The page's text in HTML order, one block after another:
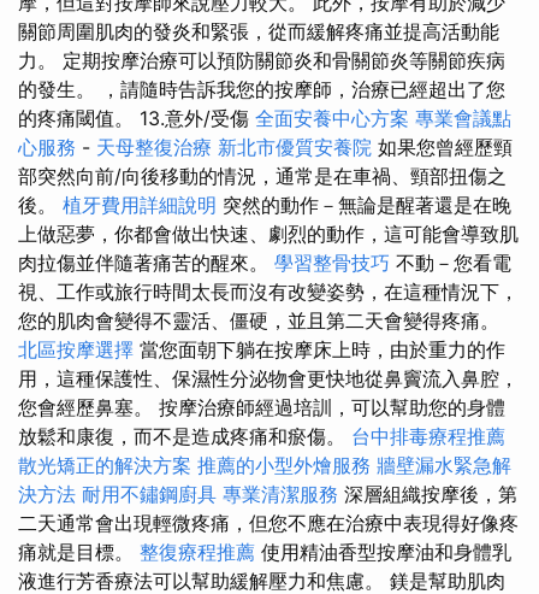
關節周圍肌肉的發炎和緊張，從而緩解疼痛並提高活動能
力。 定期按摩治療可以預防關節炎和骨關節炎等關節疾病
的發生。 ，請隨時告訴我您的按摩師，治療已經超出了您
的疼痛閾值。 13.意外/受傷 全面安養中心方案 專業會議點
心服務 - 天母整復治療 新北市優質安養院 如果您曾經歷頸
部突然向前/向後移動的情況，通常是在車禍、頸部扭傷之
後。 植牙費用詳細說明 突然的動作－無論是醒著還是在晚
上做惡夢，你都會做出快速、劇烈的動作，這可能會導致肌
肉拉傷並伴隨著痛苦的醒來。 學習整骨技巧 不動－您看電
視、工作或旅行時間太長而沒有改變姿勢，在這種情況下，
您的肌肉會變得不靈活、僵硬，並且第二天會變得疼痛。
北區按摩選擇 當您面朝下躺在按摩床上時，由於重力的作
用，這種保護性、保濕性分泌物會更快地從鼻竇流入鼻腔，
您會經歷鼻塞。 按摩治療師經過培訓，可以幫助您的身體
放鬆和康復，而不是造成疼痛和瘀傷。 台中排毒療程推薦
散光矯正的解決方案 推薦的小型外燴服務 牆壁漏水緊急解
決方法 耐用不鏽鋼廚具 專業清潔服務 深層組織按摩後，第
二天通常會出現輕微疼痛，但您不應在治療中表現得好像疼
痛就是目標。 整復療程推薦 使用精油香型按摩油和身體乳
液進行芳香療法可以幫助緩解壓力和焦慮。 鎂是幫助肌肉